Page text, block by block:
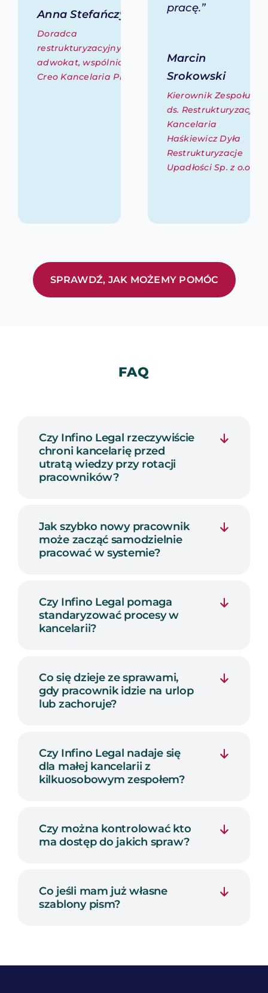
Anna Stefańczyk
Doradca
restrukturyzacyjny,
adwokat, wspólniczka,
Creo Kancelaria Prawna
pracę.”
Marcin
Srokowski
Kierownik Zespołu
ds. Restrukturyzacji,
Kancelaria
Haśkiewicz Dyła
Restrukturyzacje
Upadłości Sp. z o.o.
SPRAWDŹ, JAK MOŻEMY POMÓC
FAQ
Czy Infino Legal rzeczywiście
chroni kancelarię przed
utratą wiedzy przy rotacji
pracowników?
Jak szybko nowy pracownik
może zacząć samodzielnie
pracować w systemie?
Czy Infino Legal pomaga
standaryzować procesy w
kancelarii?
Co się dzieje ze sprawami,
gdy pracownik idzie na urlop
lub zachoruje?
Czy Infino Legal nadaje się
dla małej kancelarii z
kilkuosobowym zespołem?
Czy można kontrolować kto
ma dostęp do jakich spraw?
Co jeśli mam już własne
szablony pism?